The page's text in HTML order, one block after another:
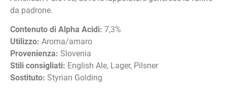
da padrone.
Contenuto di Alpha Acidi: 7,3%
Utilizzo: Aroma/amaro
Provenienza: Slovenia
Stili consigliati: English Ale, Lager, Pilsner
Sostituto: Styrian Golding